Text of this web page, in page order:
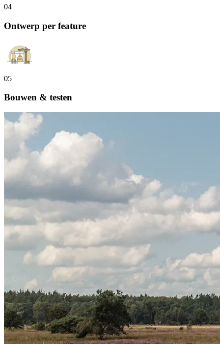
04
Ontwerp per feature
05
Bouwen & testen